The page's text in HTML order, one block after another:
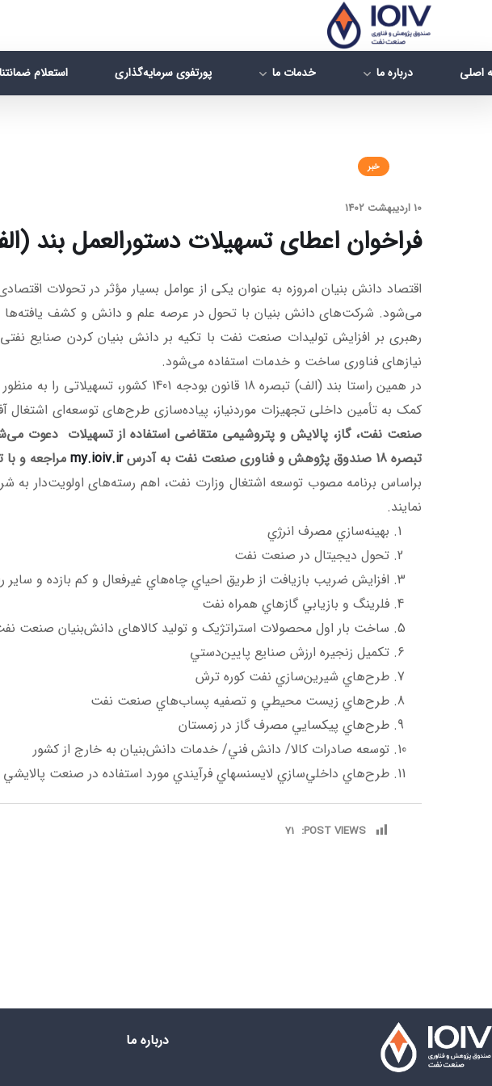
اصلی درباره ما خدمات ما پورتفوی سرمایه‌گذاری استعلام
خبر
10 اردیبهشت 1402
فراخوان اعطای تسهیلات دستورالعمل بند (الف) تبصره 18 قانون
اقتصاد دانش بنیان امروزه به عنوان یکی از عوامل بسیار مؤثر در تحولات
می‌شود. شرکت‌های دانش بنیان با تحول در عرصه علم و دانش و کشف یافته‌ها و
رهبری بر افزایش تولیدات صنعت نفت با تکیه بر دانش بنیان کردن صنایع
نیازهای فناوری ساخت و خدمات استفاده می‌شود.
در همین راستا بند (الف) تبصره 18
کمک به تأمین داخلی تجهیزات موردنیاز، پیاده‌سازی طرح‌های توسعه‌ای
تبصره 18 صندوق پژوهش و فناوری صنعت نفت به آدرس
my.ioiv.ir مراجعه و
براساس برنامه مصوب توسعه اشتغال وزارت نفت، اهم رسته‌های اولویت‌دار
نمایند.
بهينه‌سازي مصرف انرژي
تحول ديجيتال در صنعت نفت
افزايش ضريب بازيافت از طريق احياي چاه‌هاي غيرفعال و كم بازده و ساير
فلرينگ و بازيابي گازهاي همراه نفت
ساخت بار اول محصولات استراتژیک و تولید کالاهای دانش‌بنیان صنعت
تكميل زنجيره ارزش صنايع پايين­‌دستي
طرح‌هاي شيرين‌­سازي نفت كوره ترش
طرح‌هاي زيست ­محيطي و تصفيه پساب‌هاي صنعت نفت
طرح‌هاي پيكسايي مصرف گاز در زمستان
توسعه صادرات كالا/ دانش فني/ خدمات دانش‌بنيان به خارج از كشور
طرح‌هاي داخلي‌­سازي لايسنس­هاي فرآيندي مورد استفاده در صنعت پالايشي
POST VIEWS:
71
درباره ما